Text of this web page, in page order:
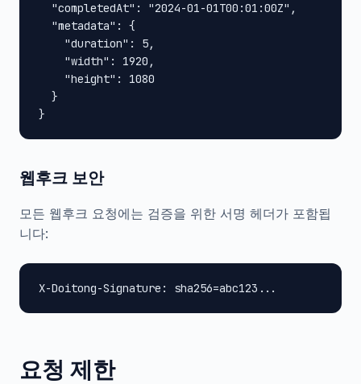
  "completedAt": "2024-01-01T00:01:00Z",
  "metadata": {
    "duration": 5,
    "width": 1920,
    "height": 1080
  }
}
웹후크 보안
모든 웹후크 요청에는 검증을 위한 서명 헤더가 포함됩
니다:
X-Doitong-Signature: sha256=abc123...
요청 제한